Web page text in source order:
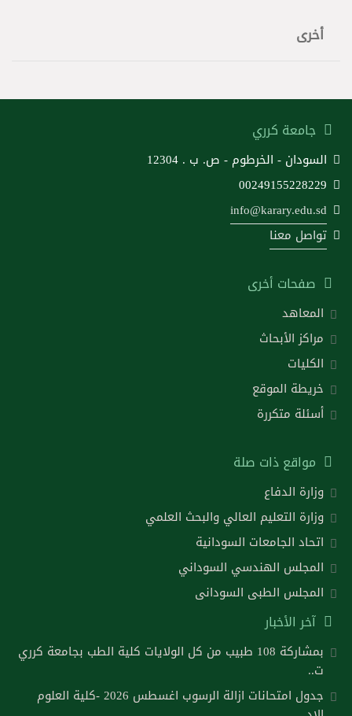
أخرى
جامعة كرري
السودان - الخرطوم - ص. ب . 12304
00249155228229
info@karary.edu.sd
تواصل معنا
صفحات أخرى
المعاهد
مراكز الأبحاث
الكليات
خريطة الموقع
أسئلة متكررة
مواقع ذات صلة
وزارة الدفاع
وزارة التعليم العالي والبحث العلمي
اتحاد الجامعات السودانية
المجلس الهندسي السوداني
المجلس الطبى السودانى
آخر الأخبار
بمشاركة 108 طبيب من كل الولايات كلية الطب بجامعة كرري
ت..
جدول امتحانات ازالة الرسوب اغسطس 2026 -كلية العلوم